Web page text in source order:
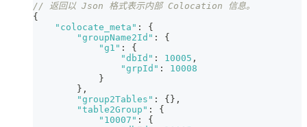
// 返回以 Json 格式表示内部 Colocation 信息。
{
"colocate_meta" :
{
"groupName2Id" :
{
"g1" :
{
"dbId" : 10005 ,
"grpId" :
10008
}
} ,
"group2Tables" : { } ,
"table2Group" :
{
"10007" :
{